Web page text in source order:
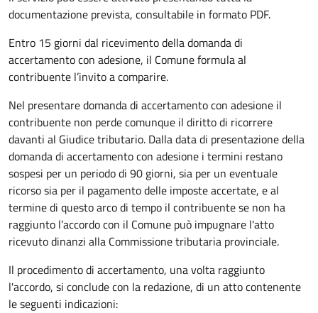
documentazione prevista, consultabile in formato PDF.
Entro 15 giorni dal ricevimento della domanda di
accertamento con adesione, il Comune formula al
contribuente l’invito a comparire.
Nel presentare domanda di accertamento con adesione il
contribuente non perde comunque il diritto di ricorrere
davanti al Giudice tributario. Dalla data di presentazione della
domanda di accertamento con adesione i termini restano
sospesi per un periodo di 90 giorni, sia per un eventuale
ricorso sia per il pagamento delle imposte accertate, e al
termine di questo arco di tempo il contribuente se non ha
raggiunto l’accordo con il Comune può impugnare l'atto
ricevuto dinanzi alla Commissione tributaria provinciale.
Il procedimento di accertamento, una volta raggiunto
l'accordo, si conclude con la redazione, di un atto contenente
le seguenti indicazioni: